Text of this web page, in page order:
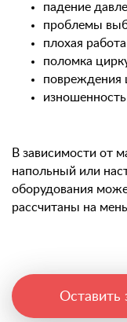
падение
проблемы
плохая
поломка
повреждения
В зависимости от
напольный или
оборудования
рассчитаны на
Оставить